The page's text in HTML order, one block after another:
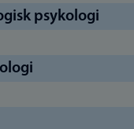
psykologi